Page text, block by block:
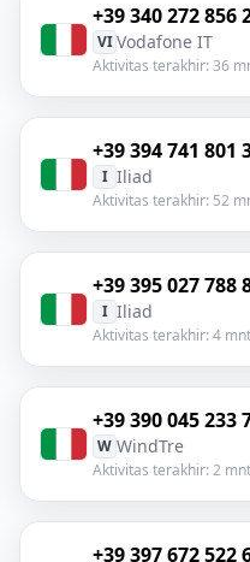
+39 340 272 856
VI Vodafone IT
Aktivitas terakhir: 36
+39 394 741 801
I Iliad
Aktivitas terakhir: 52
+39 395 027 788
I Iliad
Aktivitas terakhir: 4
+39 390 045 233
W WindTre
Aktivitas terakhir: 2
+39 397 672 522